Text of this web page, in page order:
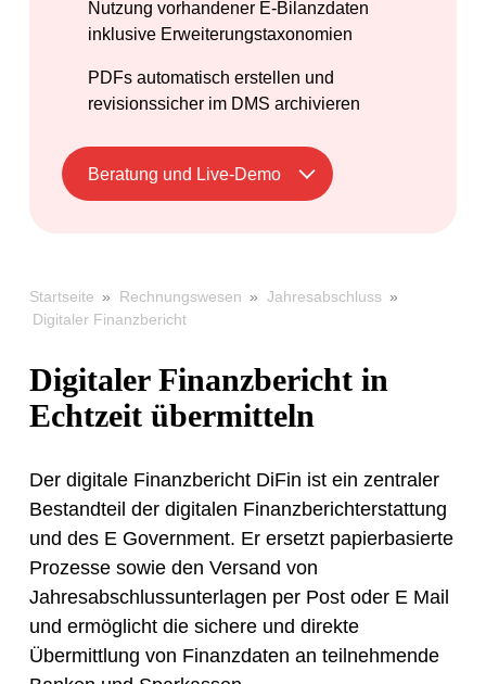
Nutzung vorhandener E-Bilanzdaten
inklusive Erweiterungstaxonomien
PDFs automatisch erstellen und
revisionssicher im DMS archivieren
Beratung und Live-Demo
Startseite » Rechnungswesen » Jahresabschluss »
Digitaler Finanzbericht
Digitaler Finanzbericht in
Echtzeit übermitteln
Der digitale Finanzbericht DiFin ist ein zentraler
Bestandteil der digitalen Finanzberichterstattung
und des E Government. Er ersetzt papierbasierte
Prozesse sowie den Versand von
Jahresabschlussunterlagen per Post oder E Mail
und ermöglicht die sichere und direkte
Übermittlung von Finanzdaten an teilnehmende